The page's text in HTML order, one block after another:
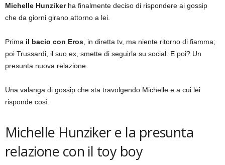
Michelle Hunzikerha finalmente deciso di rispondere ai gossip
che da giorni girano attorno a lei.
Prima il bacio con Eros , in diretta tv, ma niente ritorno di fiamma;
poi Trussardi, il suo ex, smette di seguirla su social. E poi? Un
presunta nuova relazione.
Una valanga di gossip che sta travolgendo Michelle e a cui lei
risponde così.
Michelle Hunziker e la presunta
relazione con il toy boy